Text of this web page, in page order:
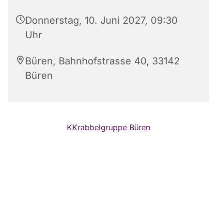
Donnerstag, 10. Juni 2027, 09:30
Uhr
Büren, Bahnhofstrasse 40, 33142
Büren
KKrabbelgruppe Büren